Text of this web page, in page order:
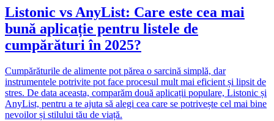
Listonic vs AnyList: Care este cea mai
bună aplicație pentru listele de
cumpărături în 2025?
Cumpărăturile de alimente pot părea o sarcină simplă, dar
instrumentele potrivite pot face procesul mult mai eficient și lipsit de
stres. De data aceasta, comparăm două aplicații populare, Listonic și
AnyList, pentru a te ajuta să alegi cea care se potrivește cel mai bine
nevoilor și stilului tău de viață.